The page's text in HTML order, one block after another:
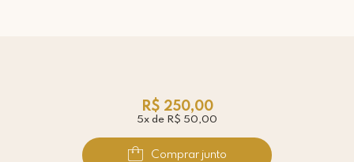
R$ 250,00
5x de R$ 50,00
Comprar junto